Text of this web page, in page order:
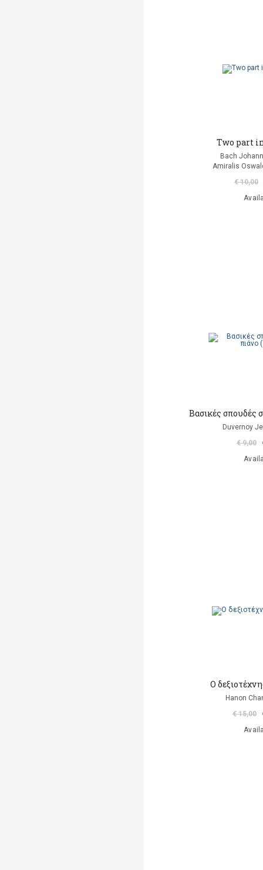
Two part
Bach
Amiralis
€ 10,00
Βασικές σπουδές
Duvernoy
€ 9,00
Ο
Hanon
€ 15,00